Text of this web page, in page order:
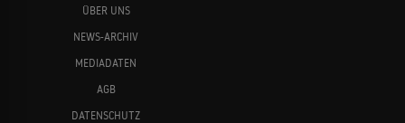
ÜBER UNS
NEWS-ARCHIV
MEDIADATEN
AGB
DATENSCHUTZ